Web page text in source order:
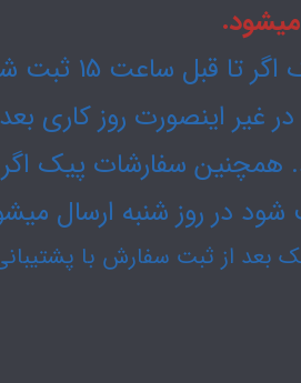
سفارشات پیک اگر تا قبل
غیر اینصورت روز کاری
همچنین سفارشات پیک
بعد از ثبت سفارش با